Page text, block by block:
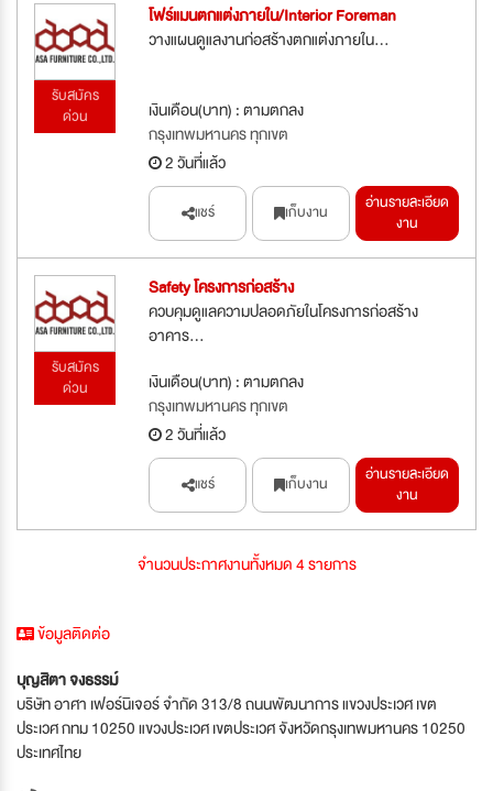
รับสมัคร
ด่วน
โฟร์แมนตกแต่งภายใน/Interior Foreman
วางแผนดูแลงานก่อสร้างตกแต่งภายใน...
เงินเดือน(บาท) : ตามตกลง
กรุงเทพมหานคร ทุกเขต
2 วันที่แล้ว
แชร์ เก็บงาน
อ่านรายละเอียด
งาน
รับสมัคร
ด่วน
Safety โครงการก่อสร้าง
ควบคุมดูแลความปลอดภัยในโครงการก่อสร้าง
อาคาร...
เงินเดือน(บาท) : ตามตกลง
กรุงเทพมหานคร ทุกเขต
2 วันที่แล้ว
แชร์ เก็บงาน
อ่านรายละเอียด
งาน
จำนวนประกาศงานทั้งหมด 4 รายการ
ข้อมูลติดต่อ
บุญสิตา จงธรรม์
บริษัท อาศา เฟอร์นิเจอร์ จำกัด 313/8 ถนนพัฒนาการ แขวงประเวศ เขต
ประเวศ กทม 10250 แขวงประเวศ เขตประเวศ จังหวัดกรุงเทพมหานคร 10250
ประเทศไทย